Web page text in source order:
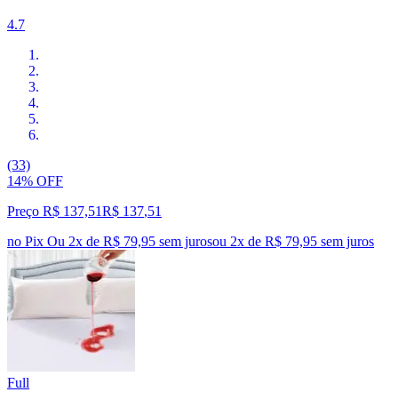
4.7
(33)
14% OFF
Preço R$ 137,51R$ 137,51
no Pix Ou 2x de R$ 79,95 sem jurosou 2x de R$ 79,95 sem juros
Full